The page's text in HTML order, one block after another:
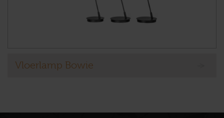
Vloerlamp Bowie